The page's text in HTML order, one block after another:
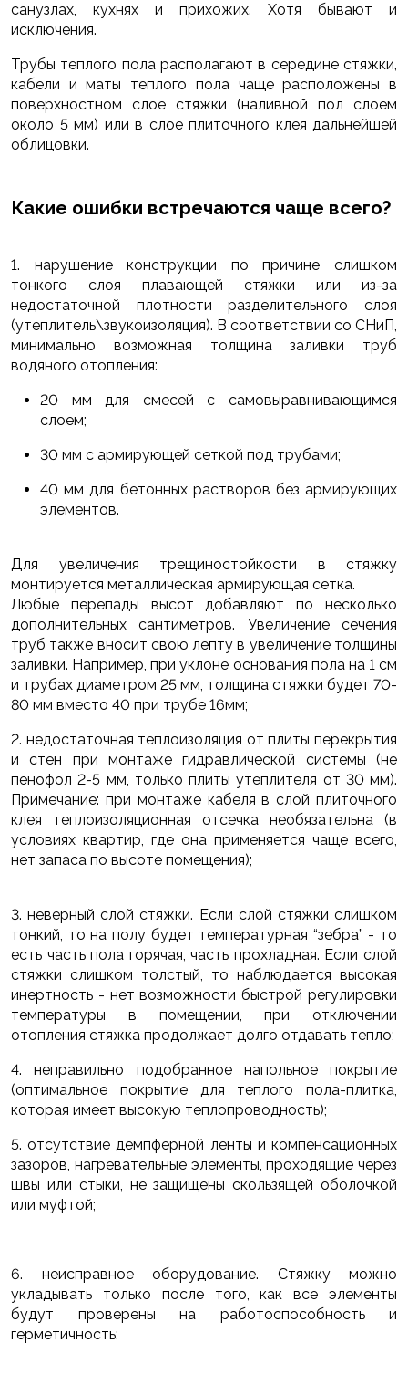
санузлах, кухнях и прихожих. Хотя бывают и
исключения.
Трубы теплого пола располагают в середине стяжки,
кабели и маты теплого пола чаще расположены в
поверхностном слое стяжки (наливной пол слоем
около 5 мм) или в слое плиточного клея дальнейшей
облицовки.
Какие ошибки встречаются чаще всего?
1. нарушение конструкции по причине слишком
тонкого слоя плавающей стяжки или из-за
недостаточной плотности разделительного слоя
(утеплитель\звукоизоляция). В соответствии со СНиП,
минимально возможная толщина заливки труб
водяного отопления:
20 мм для смесей с самовыравнивающимся
слоем;
30 мм с армирующей сеткой под трубами;
40 мм для бетонных растворов без армирующих
элементов.
Для увеличения трещиностойкости в стяжку
монтируется металлическая армирующая сетка.
Любые перепады высот добавляют по несколько
дополнительных сантиметров. Увеличение сечения
труб также вносит свою лепту в увеличение толщины
заливки. Например, при уклоне основания пола на 1 см
и трубах диаметром 25 мм, толщина стяжки будет 70-
80 мм вместо 40 при трубе 16мм;
2. недостаточная теплоизоляция от плиты перекрытия
и стен при монтаже гидравлической системы (не
пенофол 2-5 мм, только плиты утеплителя от 30 мм).
Примечание: при монтаже кабеля в слой плиточного
клея теплоизоляционная отсечка необязательна (в
условиях квартир, где она применяется чаще всего,
нет запаса по высоте помещения);
3. неверный слой стяжки. Если слой стяжки слишком
тонкий, то на полу будет температурная “зебра” - то
есть часть пола горячая, часть прохладная. Если слой
стяжки слишком толстый, то наблюдается высокая
инертность - нет возможности быстрой регулировки
температуры в помещении, при отключении
отопления стяжка продолжает долго отдавать тепло;
4. неправильно подобранное напольное покрытие
(оптимальное покрытие для теплого пола-плитка,
которая имеет высокую теплопроводность);
5. отсутствие демпферной ленты и компенсационных
зазоров, нагревательные элементы, проходящие через
швы или стыки, не защищены скользящей оболочкой
или муфтой;
6. неисправное оборудование. Стяжку можно
укладывать только после того, как все элементы
будут проверены на работоспособность и
герметичность;